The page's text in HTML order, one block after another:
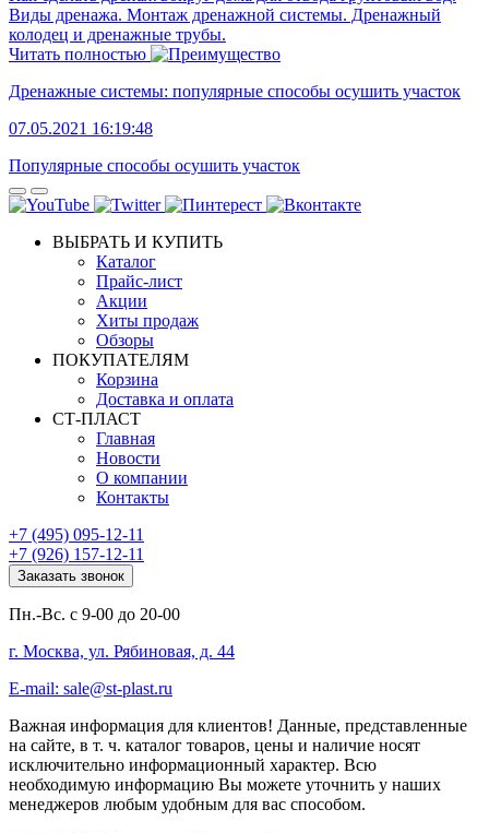
Виды дренажа. Монтаж дренажной системы. Дренажный
колодец и дренажные трубы.
Читать полностью
Дренажные системы: популярные способы осушить участок
07.05.2021 16:19:48
Популярные способы осушить участок
ВЫБРАТЬ И КУПИТЬ
Каталог
Прайс-лист
Акции
Хиты продаж
Обзоры
ПОКУПАТЕЛЯМ
Корзина
Доставка и оплата
СТ-ПЛАСТ
Главная
Новости
О компании
Контакты
+7 (495) 095-12-11
+7 (926) 157-12-11
Заказать звонок
Пн.-Вс. с 9-00 до 20-00
г. Москва, ул. Рябиновая, д. 44
E-mail: sale@st-plast.ru
Важная информация для клиентов! Данные, представленные
на сайте, в т. ч. каталог товаров, цены и наличие носят
исключительно информационный характер. Всю
необходимую информацию Вы можете уточнить у наших
менеджеров любым удобным для вас способом.